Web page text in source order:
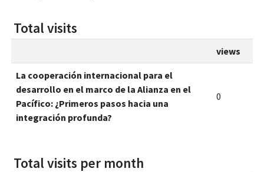
Total visits
views
La cooperación internacional para el
desarrollo en el marco de la Alianza en el
Pacífico: ¿Primeros pasos hacia una
integración profunda?
0
Total visits per month